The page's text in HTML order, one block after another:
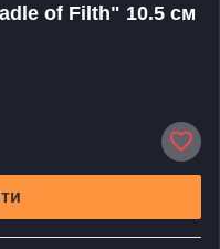
of Filth" 10.5 см